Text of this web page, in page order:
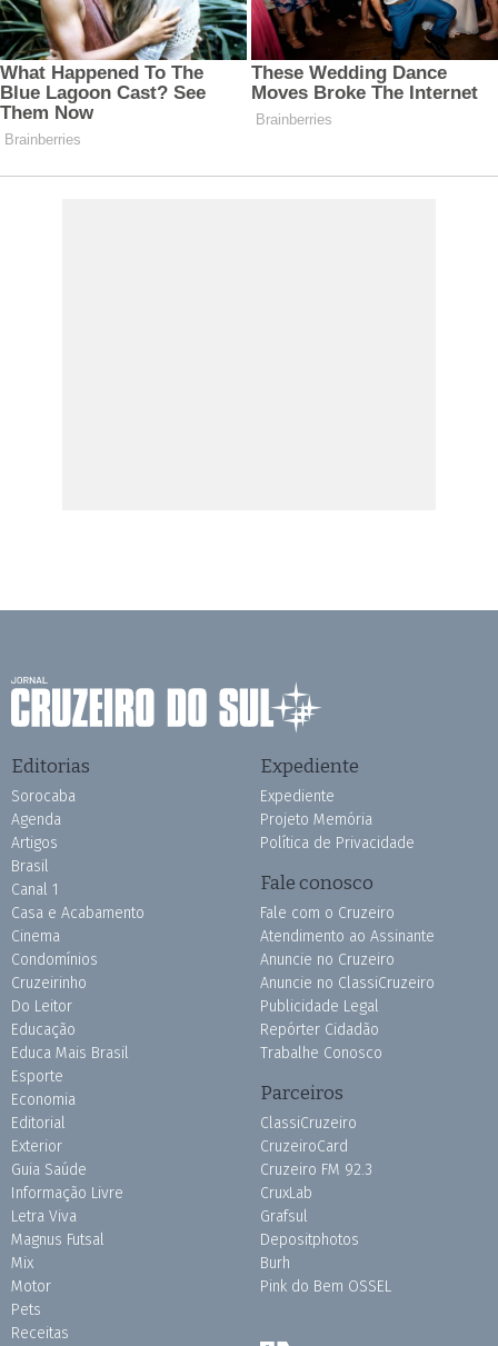
Editorias
Sorocaba
Agenda
Artigos
Brasil
Canal 1
Casa e Acabamento
Cinema
Condomínios
Cruzeirinho
Do Leitor
Educação
Educa Mais Brasil
Esporte
Economia
Editorial
Exterior
Guia Saúde
Informação Livre
Letra Viva
Magnus Futsal
Mix
Motor
Pets
Receitas
Expediente
Expediente
Projeto Memória
Política de Privacidade
Fale conosco
Fale com o Cruzeiro
Atendimento ao Assinante
Anuncie no Cruzeiro
Anuncie no ClassiCruzeiro
Publicidade Legal
Repórter Cidadão
Trabalhe Conosco
Parceiros
ClassiCruzeiro
CruzeiroCard
Cruzeiro FM 92.3
CruxLab
Grafsul
Depositphotos
Burh
Pink do Bem OSSEL